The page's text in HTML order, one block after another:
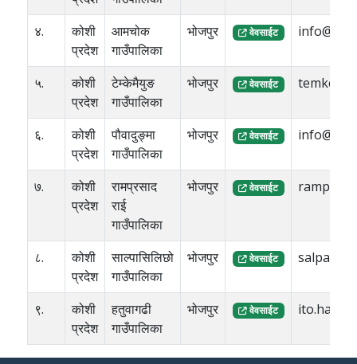
४.
कोशी
प्रदेश
आमचोक
गाउँपालिका
भोजपुर वेवसाईट
५.
कोशी
प्रदेश
टेम्केमैयुङ
गाउँपालिका
भोजपुर वेवसाईट
६.
कोशी
प्रदेश
पौवादुङ्मा
गाउँपालिका
भोजपुर वेवसाईट
७.
कोशी
प्रदेश
रामप्रसाद
राई
गाउँपालिका
भोजपुर वेवसाईट
८.
कोशी
प्रदेश
साल्पासिलिछो
गाउँपालिका
भोजपुर वेवसाईट
९.
कोशी
प्रदेश
हतुवागढी
गाउँपालिका
भोजपुर वेवसाईट